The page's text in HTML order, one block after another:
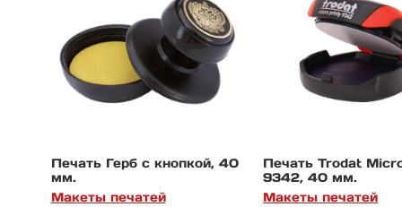
Печать Герб с кнопкой, 40
мм.
Макеты печатей
Печать Trodat
9342, 40 мм.
Макеты печатей